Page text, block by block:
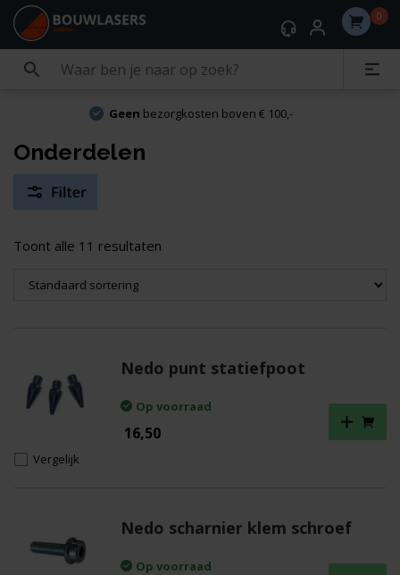
0
Geen bezorgkosten boven € 100,-
Onderdelen
Toont alle 11 resultaten
Nedo punt statiefpoot
Op voorraad
16,50
Vergelijk
Nedo scharnier klem schroef
Op voorraad